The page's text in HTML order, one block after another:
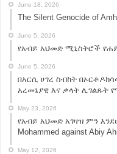
June 18, 2026
The Silent Genocide of
June 5, 2026
የአብይ አህመድ ሚኒስትሮች
June 5, 2026
በአርሲ ሀገረ ስብከት
አረመኔያዊ እና ቃላት
May 23, 2026
የአብይ አህመድ አገዛዝ ምን
Mohammed against Abiy
May 12, 2026